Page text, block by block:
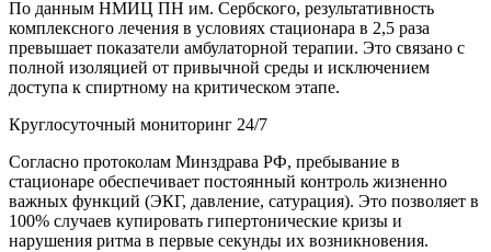
По данным НМИЦ ПН им. Сербского, результативность
комплексного лечения в условиях стационара в 2,5 раза
превышает показатели амбулаторной терапии. Это связано с
полной изоляцией от привычной среды и исключением
доступа к спиртному на критическом этапе.
Круглосуточный мониторинг 24/7
Согласно протоколам Минздрава РФ, пребывание в
стационаре обеспечивает постоянный контроль жизненно
важных функций (ЭКГ, давление, сатурация). Это позволяет в
100% случаев купировать гипертонические кризы и
нарушения ритма в первые секунды их возникновения.